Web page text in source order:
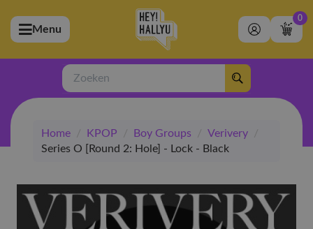
(Artiesten)
(Merchandise)
(Exclusive)
(Winkel)
Menu
0
Zoeken
Home / KPOP / Boy Groups / Verivery
/
Series O [Round 2: Hole] - Lock - Black